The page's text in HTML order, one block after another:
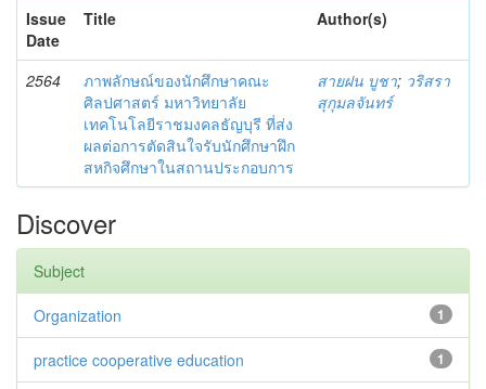
Issue
Date
Title Author(s)
2564
ภาพลักษณ์ของนักศึกษาคณะ
ศิลปศาสตร์ มหาวิทยาลัย
เทคโนโลยีราชมงคลธัญบุรี ที่ส่ง
ผลต่อการตัดสินใจรับนักศึกษาฝึก
สหกิจศึกษาในสถานประกอบการ
สายฝน บูชา; วริสรา
สุกุมลจันทร์
Discover
Subject
1
Organization
1
practice cooperative education